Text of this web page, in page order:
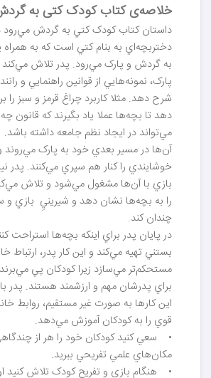
خلاصه‌ی کتاب کودک کتی به
داستان کتاب کودک کتي به گردش مي‌رود
دختربچه‌اي به بنام کتي است که به
به گردش و پارک مي‌رود. پدر تلاش مي‌کند
پارک، نمونه‌هايي از قوانين راهنمايي و
شرح دهد. مثلا کاربرد چراغ قرمز و سبز را
دهد تا بچه‌ها عملا ياد بگيرند که قانون
مي‌تواند در ايجاد نظم جامعه داشته باشد.
آن‌ها در مسير بعدي خود به پارک
خوشايندي را کنار هم سپري مي‌کنند. پدر
بازي با آن‌ها مشغول مي‌شود و تلاش
را به بچه‌ها نشان دهد و شيرينيِ بازي و
چندان کند.
در پايان پدر براي اينکه بچه‌ها استراحت
بستني تهيه مي‌کند و اين کار پدر، ارتباط
مستحکم‌تر مي‌سازد زيرا کودکان پي مي‌برند
براي پدرشان مهم و ارزشمند هستند. پدر
اين کارها به صورت غير مستقيم، روابط
قوي را به کودکان آموزش مي‌دهد.
• سعي کنيد کودکان خود را هر از
مکان‌هاي علمي تفريحي ببريد.
• هنگام بازي و تفريح کودک تلاش کنيد